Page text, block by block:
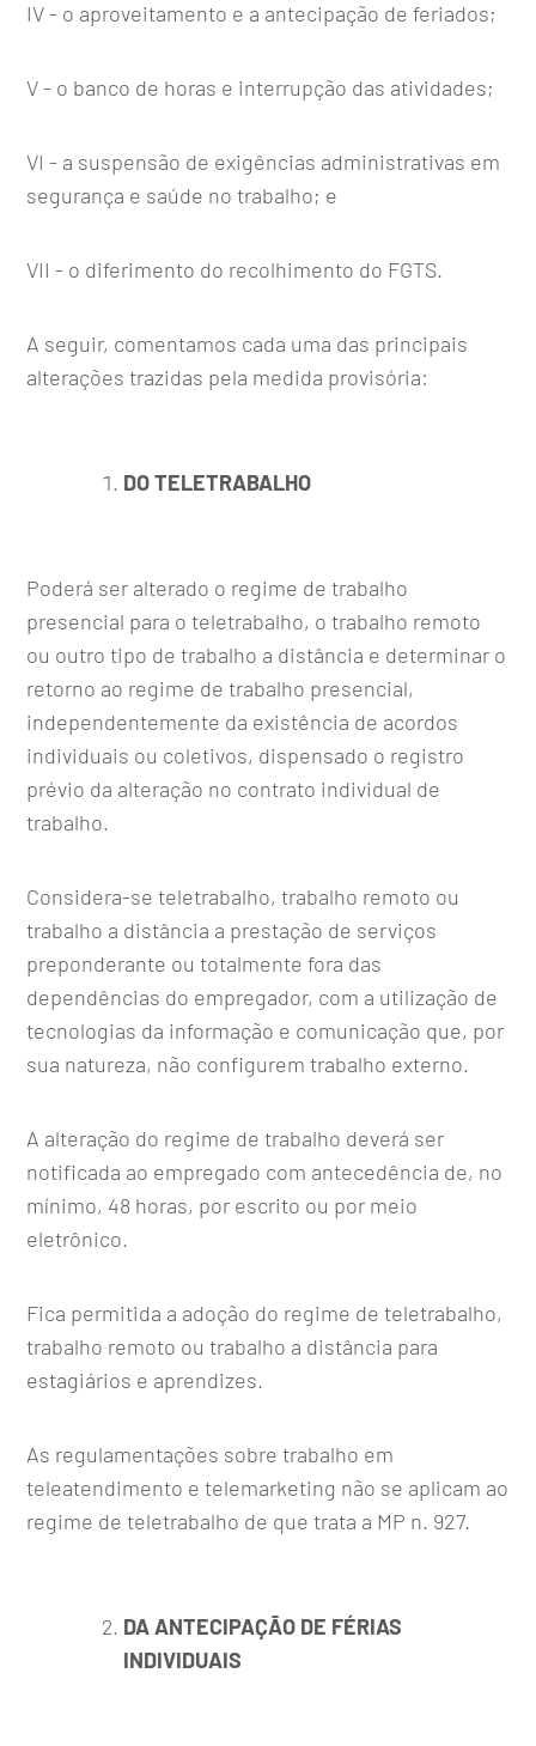
IV - o aproveitamento e a antecipação de feriados;
V - o banco de horas e interrupção das atividades;
VI - a suspensão de exigências administrativas em
segurança e saúde no trabalho; e
VII - o diferimento do recolhimento do FGTS.
A seguir, comentamos cada uma das principais
alterações trazidas pela medida provisória:
DO TELETRABALHO
Poderá ser alterado o regime de trabalho
presencial para o teletrabalho, o trabalho remoto
ou outro tipo de trabalho a distância e determinar o
retorno ao regime de trabalho presencial,
independentemente da existência de acordos
individuais ou coletivos, dispensado o registro
prévio da alteração no contrato individual de
trabalho.
Considera-se teletrabalho, trabalho remoto ou
trabalho a distância a prestação de serviços
preponderante ou totalmente fora das
dependências do empregador, com a utilização de
tecnologias da informação e comunicação que, por
sua natureza, não configurem trabalho externo.
A alteração do regime de trabalho deverá ser
notificada ao empregado com antecedência de, no
mínimo, 48 horas, por escrito ou por meio
eletrônico.
Fica permitida a adoção do regime de teletrabalho,
trabalho remoto ou trabalho a distância para
estagiários e aprendizes.
As regulamentações sobre trabalho em
teleatendimento e telemarketing não se aplicam ao
regime de teletrabalho de que trata a MP n. 927.
DA ANTECIPAÇÃO DE FÉRIAS
INDIVIDUAIS